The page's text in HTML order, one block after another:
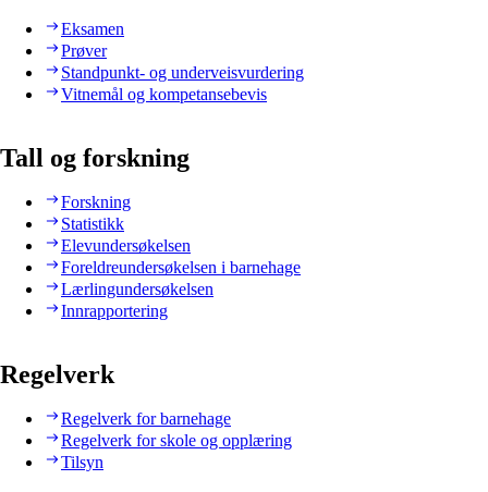
Eksamen
Prøver
Standpunkt- og underveisvurdering
Vitnemål og kompetansebevis
Tall og forskning
Forskning
Statistikk
Elevundersøkelsen
Foreldreundersøkelsen i barnehage
Lærlingundersøkelsen
Innrapportering
Regelverk
Regelverk for barnehage
Regelverk for skole og opplæring
Tilsyn